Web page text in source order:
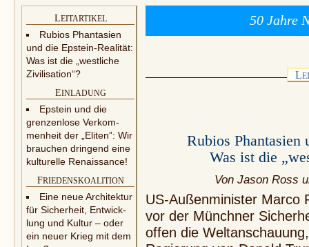
LEITARTIKEL
Rubios Phantasien
und die Epstein-Realität:
Was ist die „westliche
Zivilisation“?
EINLADUNG
Epstein und die
grenzenlose Verkom­
men­heit der „Eliten”: Wir
brauchen dringend eine
kulturelle Renaissance!
FRIEDENSKOALITION
Eine neue Architektur
für Sicherheit, Entwick­
lung und Kultur – oder
ein neuer Krieg mit dem
50 Jahre
L
Rubios Phantasien
Was ist die
Von Jason Ross
US-Außenminister Marco
vor der Münchner
offen die